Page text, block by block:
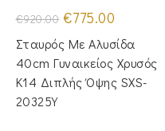
€920.00 Original
price
was:
€920.00.
€775.00
τιμή
είναι:
€775.00.
Σταυρός Με Αλυσίδα
40cm Γυναικείος Χρυσός
Κ14 Διπλής Όψης SXS-
20325Y